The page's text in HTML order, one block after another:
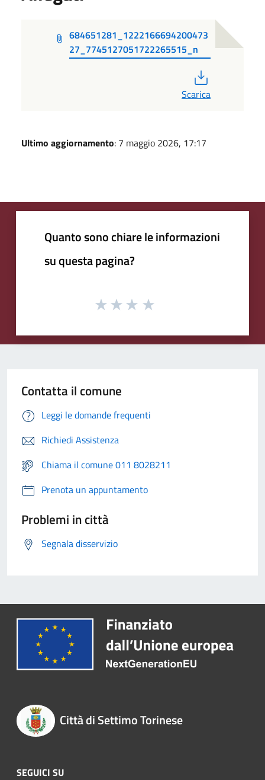
684651281_1222166694200473
27_7745127051722265515_n
Scarica
Ultimo aggiornamento: 7 maggio 2026, 17:17
Quanto sono chiare le informazioni
su questa pagina?
Contatta il comune
Leggi le domande frequenti
Richiedi Assistenza
Chiama il comune 011 8028211
Prenota un appuntamento
Problemi in città
Segnala disservizio
Città di Settimo Torinese
SEGUICI SU